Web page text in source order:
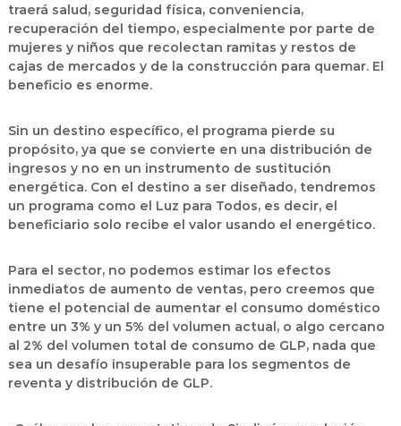
traerá salud, seguridad física, conveniencia,
recuperación del tiempo, especialmente por parte de
mujeres y niños que recolectan ramitas y restos de
cajas de mercados y de la construcción para quemar. El
beneficio es enorme.
Sin un destino específico, el programa pierde su
propósito, ya que se convierte en una distribución de
ingresos y no en un instrumento de sustitución
energética. Con el destino a ser diseñado, tendremos
un programa como el Luz para Todos, es decir, el
beneficiario solo recibe el valor usando el energético.
Para el sector, no podemos estimar los efectos
inmediatos de aumento de ventas, pero creemos que
tiene el potencial de aumentar el consumo doméstico
entre un 3% y un 5% del volumen actual, o algo cercano
al 2% del volumen total de consumo de GLP, nada que
sea un desafío insuperable para los segmentos de
reventa y distribución de GLP.